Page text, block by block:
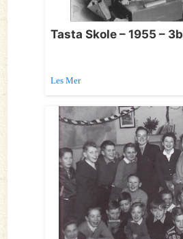
Tasta Skole – 1955 – 3b
Les Mer